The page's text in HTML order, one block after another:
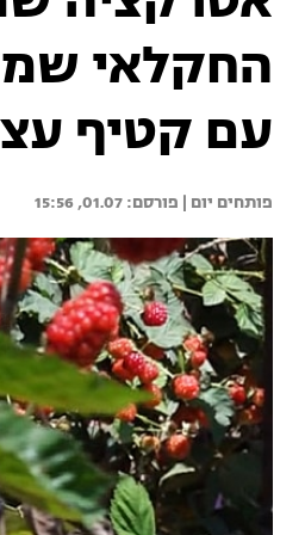
החקלאי
עם קטיף
פותחים יום | 01.07, 15:56